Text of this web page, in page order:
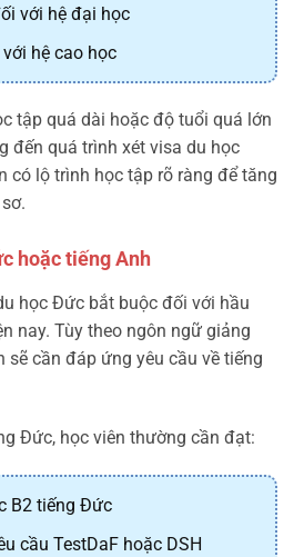
với hệ đại học
hệ cao học
tập quá dài hoặc độ tuổi quá lớn
đến quá trình xét visa du học
có lộ trình học tập rõ ràng để tăng
hoặc tiếng Anh
học Đức bắt buộc đối với hầu
nay. Tùy theo ngôn ngữ giảng
sẽ cần đáp ứng yêu cầu về tiếng
Đức, học viên thường cần đạt:
B2 tiếng Đức
cầu TestDaF hoặc DSH